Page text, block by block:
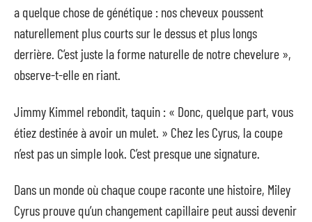
a quelque chose de génétique : nos cheveux poussent
naturellement plus courts sur le dessus et plus longs
derrière. C’est juste la forme naturelle de notre chevelure »,
observe-t-elle en riant.
Jimmy Kimmel rebondit, taquin : « Donc, quelque part, vous
étiez destinée à avoir un mulet. » Chez les Cyrus, la coupe
n’est pas un simple look. C’est presque une signature.
Dans un monde où chaque coupe raconte une histoire, Miley
Cyrus prouve qu’un changement capillaire peut aussi devenir